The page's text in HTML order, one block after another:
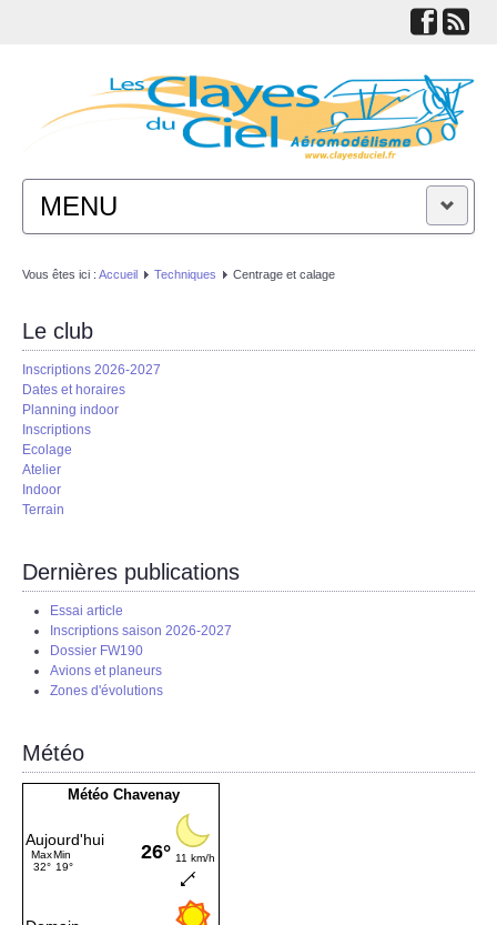
MENU
ACTUALITÉS
LE CLUB
TECHNIQUES
LIENS
Vous êtes ici : Accueil Techniques Centrage et calage
Le club
Inscriptions 2026-2027
Dates et horaires
Planning indoor
Inscriptions
Ecolage
Atelier
Indoor
Terrain
Dernières publications
Essai article
Inscriptions saison 2026-2027
Dossier FW190
Avions et planeurs
Zones d'évolutions
Météo
Météo Chavenay